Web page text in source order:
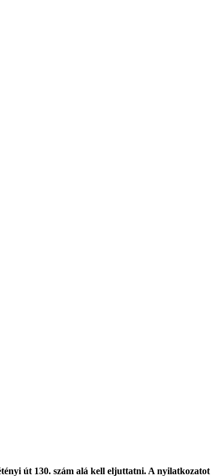
út 130. szám alá kell eljuttatni. A nyilatkozatot